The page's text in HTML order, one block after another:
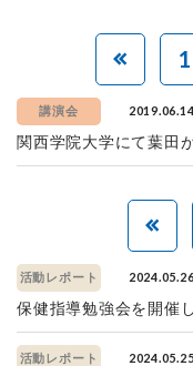
1
講演会 2019.06.14
関西学院大学にて葉田
活動レポート 2024.05.26
保健指導勉強会を開催
活動レポート 2024.05.25